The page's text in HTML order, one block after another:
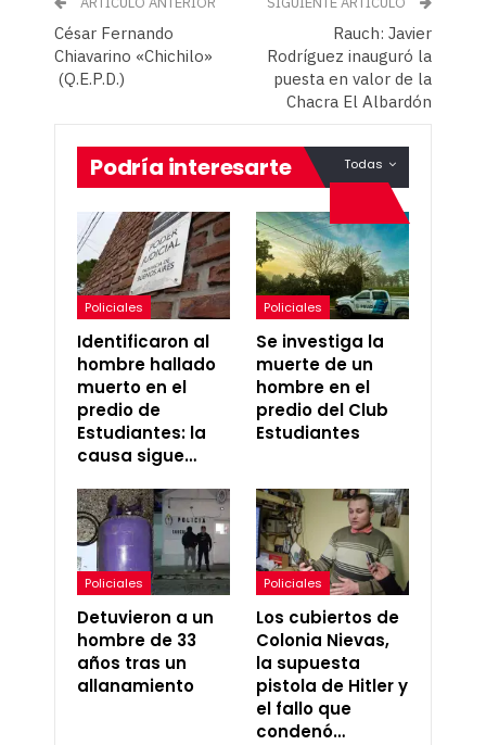
César Fernando
Chiavarino «Chichilo»
(Q.E.P.D.)
Rauch: Javier
Rodríguez inauguró la
puesta en valor de la
Chacra El Albardón
Todas
Podría interesarte
Policiales
Identificaron al
hombre hallado
muerto en el
predio de
Estudiantes: la
causa sigue…
Policiales
Se investiga la
muerte de un
hombre en el
predio del Club
Estudiantes
Policiales
Detuvieron a un
hombre de 33
años tras un
allanamiento
Policiales
Los cubiertos de
Colonia Nievas,
la supuesta
pistola de Hitler y
el fallo que
condenó…